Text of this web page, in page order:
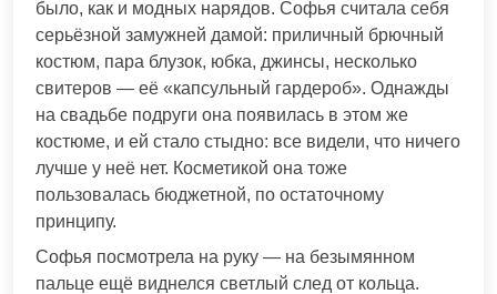
было, как и модных нарядов. Софья считала себя
серьёзной замужней дамой: приличный брючный
костюм, пара блузок, юбка, джинсы, несколько
свитеров — её «капсульный гардероб». Однажды
на свадьбе подруги она появилась в этом же
костюме, и ей стало стыдно: все видели, что ничего
лучше у неё нет. Косметикой она тоже
пользовалась бюджетной, по остаточному
принципу.
Софья посмотрела на руку — на безымянном
пальце ещё виднелся светлый след от кольца.